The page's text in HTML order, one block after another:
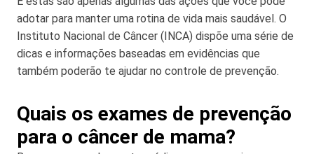
adotar para manter uma rotina de vida mais saudável. O
Instituto Nacional de Câncer (INCA) dispõe uma série de
dicas e informações baseadas em evidências que
também poderão te ajudar no controle de prevenção.
Quais os exames de prevenção
para o câncer de mama?